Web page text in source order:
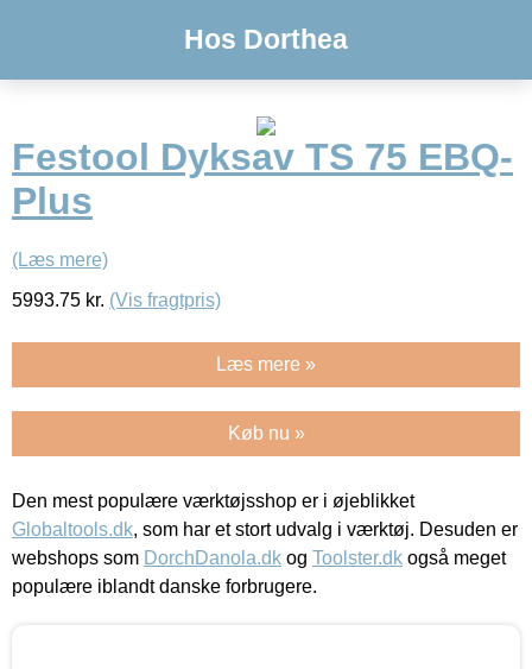
Hos Dorthea
Festool Dyksav TS 75 EBQ-
Plus
(Læs mere)
5993.75 kr. (Vis fragtpris)
Læs mere »
Køb nu »
Den mest populære værktøjsshop er i øjeblikket
Globaltools.dk, som har et stort udvalg i værktøj. Desuden er
webshops som DorchDanola.dk og Toolster.dk også meget
populære iblandt danske forbrugere.